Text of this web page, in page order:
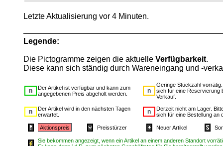
Letzte Aktualisierung vor 4 Minuten.
Legende:
Die Pictogramme zeigen die aktuelle Verfügbarkeit.
Diese kann sich ständig durch Wareneingang und -
Der Artikel ist verfügbar und kann zum
angegebenen Preis abgeholt werden.
Geringe Stückzahl
sich für eine Reservierung
Verkauf.
Der Artikel wird in den nächsten Tagen
erwartet.
Derzeit nicht am Lager.
sich für eine Bestellung an
Aktionspreis Preisstürzer Neuer Artikel
Sie bekommen angezeigt, wenn ein Artikel an einem anderen Standort